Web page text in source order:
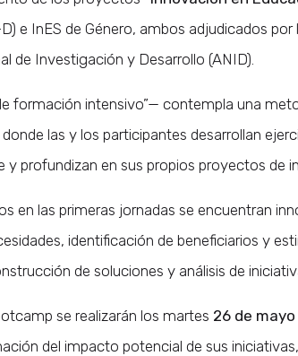
e InES de Género, ambos adjudicados
de Investigación y Desarrollo (ANID).
formación intensivo”— contempla una
las y los participantes desarrollan
profundizan en sus propios proyectos de
en las primeras jornadas se encuentran
identificación de beneficiarios y
de soluciones y análisis de
se realizarán los martes 26 de
del impacto potencial de sus